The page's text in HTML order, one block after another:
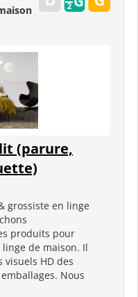
(parure,
grossiste en linge
produits pour
de maison. Il
HD des
Nous